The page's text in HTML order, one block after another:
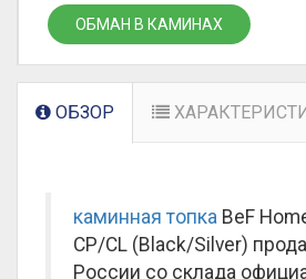
ОБМАН В КАМИНАХ
ОБЗОР
каминная топка BeF
CP/CL (Black/Silver)
России со склада